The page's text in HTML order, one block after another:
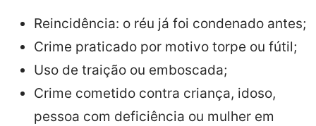
Reincidência: o réu já foi condenado antes;
Crime praticado por motivo torpe ou fútil;
Uso de traição ou emboscada;
Crime cometido contra criança, idoso,
pessoa com deficiência ou mulher em